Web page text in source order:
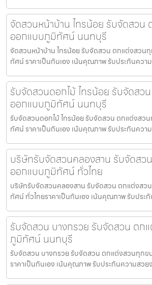
จัดสวนหน้าบ้าน ไทรน้อย รับจัดสวน
ออกแบบภูมิทัศน์ นนทบุรี
จัดสวนหน้าบ้าน ไทรน้อย รับจัดสวน ตกแต่งสวน
ทัศน์ ราคาเป็นกันเอง เน้นคุณภาพ รับประกันควา
รับจัดสวนดอกไม้ ไทรน้อย รับจัดสว
ออกแบบภูมิทัศน์ นนทบุรี
รับจัดสวนดอกไม้ ไทรน้อย รับจัดสวน ตกแต่งสว
ทัศน์ ราคาเป็นกันเอง เน้นคุณภาพ รับประกันควา
บริษัทรับจัดสวนคลองสาน รับจัดสว
ออกแบบภูมิทัศน์ ทั่วไทย
บริษัทรับจัดสวนคลองสาน รับจัดสวน ตกแต่งสว
ทัศน์ ทั่วไทยราคาเป็นกันเอง เน้นคุณภาพ รับประ
รับจัดสวน บางกรวย รับจัดสวน ตก
ภูมิทัศน์ นนทบุรี
รับจัดสวน บางกรวย รับจัดสวน ตกแต่งสวนทุก
ราคาเป็นกันเอง เน้นคุณภาพ รับประกันความสว